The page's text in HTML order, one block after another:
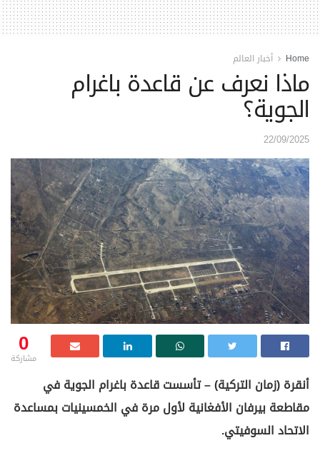
Home أخبار العالم
ماذا نعرف عن قاعدة باغرام
الجوية؟
22/09/2025
0
مشاركة
أنقرة (زمان التركية) – تأسست قاعدة باغرام الجوية في
مقاطعة بيرفان الأفغانية لأول مرة في الخمسينيات بمساعدة
الاتحاد السوفيتي.